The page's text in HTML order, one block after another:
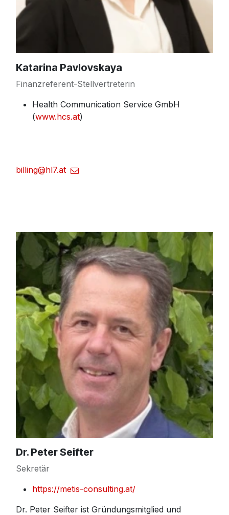
Katarina Pavlovskaya
Finanzreferent-Stellvertreterin
Health Communication Service GmbH
(www.hcs.at)
billing@hl7.at
Dr. Peter Seifter
Sekretär
https://metis-consulting.at/
Dr. Peter Seifter ist Gründungsmitglied und